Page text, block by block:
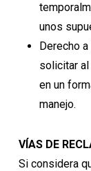
unos
Derecho
solicitar
en un
manejo.
VÍAS DE
Si considera